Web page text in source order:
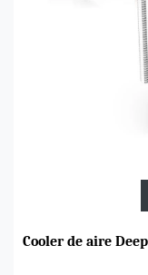
Cooler de aire